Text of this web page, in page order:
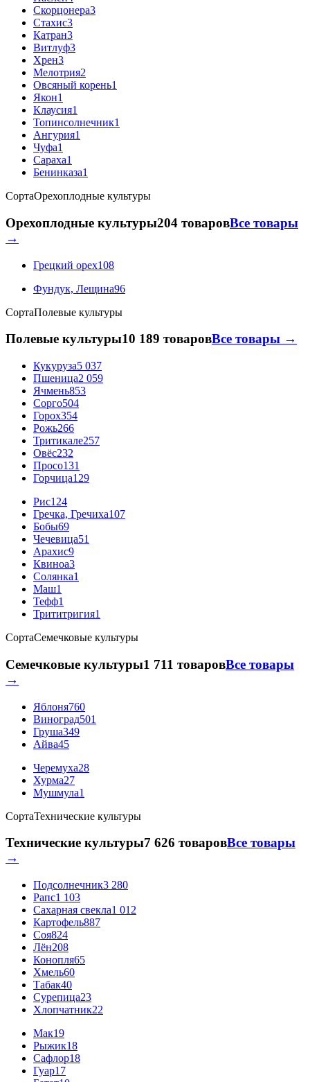
Скорцонера3
Стахис3
Катран3
Витлуф3
Хрен3
Мелотрия2
Овсяный корень1
Якон1
Клаусия1
Топинсолнечник1
Ангурия1
Чуфа1
Сараха1
Бенинказа1
СортаОрехоплодные культуры
Орехоплодные культуры204 товаровВсе товары
→
Грецкий орех108
Фундук, Лещина96
СортаПолевые культуры
Полевые культуры10 189 товаровВсе товары →
Кукуруза5 037
Пшеница2 059
Ячмень853
Сорго504
Горох354
Рожь266
Тритикале257
Овёс232
Просо131
Горчица129
Рис124
Гречка, Гречиха107
Бобы69
Чечевица51
Арахис9
Квиноа3
Солянка1
Маш1
Тефф1
Трититригия1
СортаСемечковые культуры
Семечковые культуры1 711 товаровВсе товары
→
Яблоня760
Виноград501
Груша349
Айва45
Черемуха28
Хурма27
Мушмула1
СортаТехнические культуры
Технические культуры7 626 товаровВсе товары
→
Подсолнечник3 280
Рапс1 103
Сахарная свекла1 012
Картофель887
Соя824
Лён208
Конопля65
Хмель60
Табак40
Сурепица23
Хлопчатник22
Мак19
Рыжик18
Сафлор18
Гуар17